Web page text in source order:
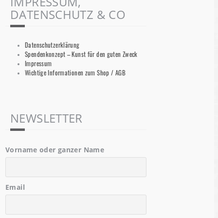
DATENSCHUTZ & CO
Datenschutzerklärung
Spendenkonzept – Kunst für den guten Zweck
Impressum
Wichtige Informationen zum Shop / AGB
NEWSLETTER
Vorname oder ganzer Name
Email